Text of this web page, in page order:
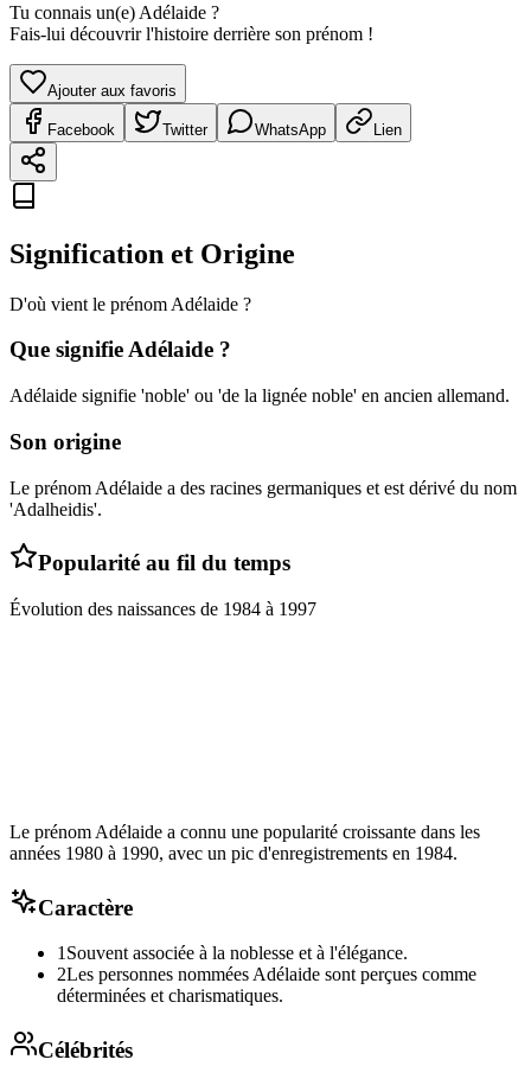
Tu connais un(e) Adélaide ?
Fais-lui découvrir l'histoire derrière son prénom !
Ajouter aux favoris
Facebook Twitter WhatsApp Lien
Signification et Origine
D'où vient le prénom Adélaide ?
Que signifieAdélaide ?
Adélaide signifie 'noble' ou 'de la lignée noble' en ancien allemand.
Son origine
Le prénom Adélaide a des racines germaniques et est dérivé du nom
'Adalheidis'.
Popularité au fil du temps
Évolution des naissances de 1984 à 1997
Le prénom Adélaide a connu une popularité croissante dans les
années 1980 à 1990, avec un pic d'enregistrements en 1984.
Caractère
1Souvent associée à la noblesse et à l'élégance.
2Les personnes nommées Adélaide sont perçues comme
déterminées et charismatiques.
Célébrités